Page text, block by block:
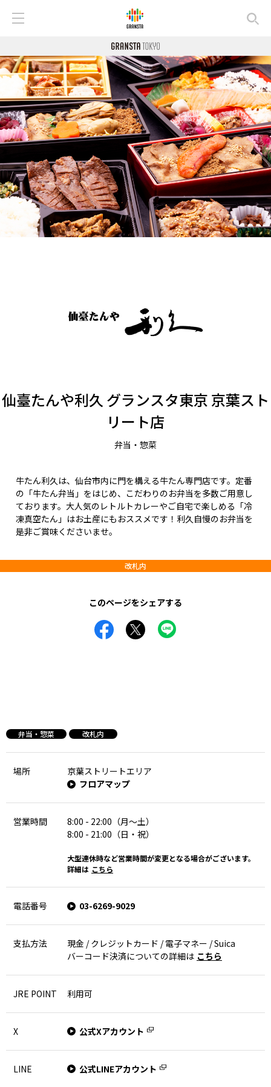
仙臺たんや利久 グランスタ東京 京葉スト
リート店
弁当・惣菜
牛たん利久は、仙台市内に門を構える牛たん専門店です。定番
の「牛たん弁当」をはじめ、こだわりのお弁当を多数ご用意し
ております。大人気のレトルトカレーやご自宅で楽しめる「冷
凍真空たん」はお土産にもおススメです！利久自慢のお弁当を
是非ご賞味くださいませ。
改札内
このページをシェアする
弁当・惣菜 改札内
場所
京葉ストリートエリア
フロアマップ
営業時間
8:00 - 22:00（月～土）
8:00 - 21:00（日・祝）
大型連休時など営業時間が変更となる場合がございます。
詳細は こちら
電話番号 03-6269-9029
支払方法
現金 / クレジットカード / 電子マネー / Suica
バーコード決済についての詳細は こちら
JRE POINT 利用可
X 公式Xアカウント
LINE 公式LINEアカウント